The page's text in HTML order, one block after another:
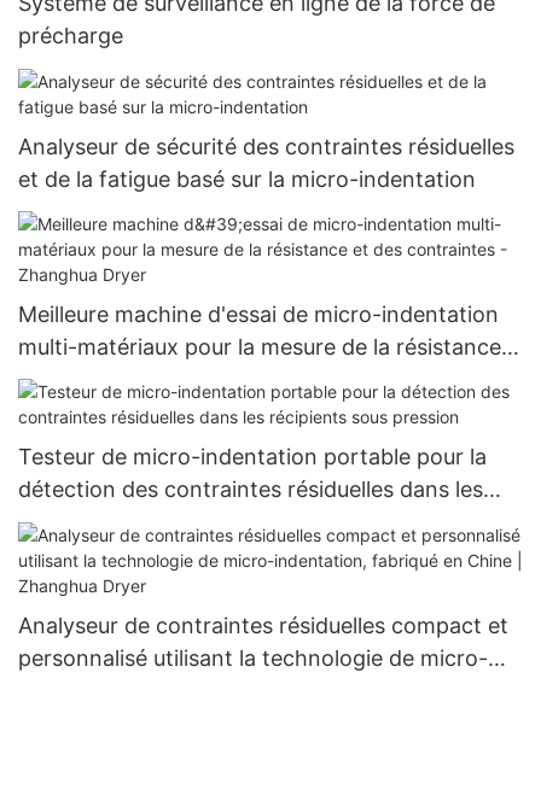
précharge
Analyseur de sécurité des contraintes résiduelles
et de la fatigue basé sur la micro-indentation
Meilleure machine d'essai de micro-indentation
multi-matériaux pour la mesure de la résistance
et des contraintes - Zhanghua Dryer
Testeur de micro-indentation portable pour la
détection des contraintes résiduelles dans les
récipients sous pression
Analyseur de contraintes résiduelles compact et
personnalisé utilisant la technologie de micro-